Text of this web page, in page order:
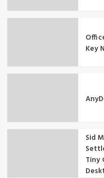
Key
Sid
Tiny